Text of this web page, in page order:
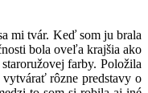
mi tvár. Keď som ju brala
bola oveľa krajšia ako
farby. Položila
rôzne predstavy o